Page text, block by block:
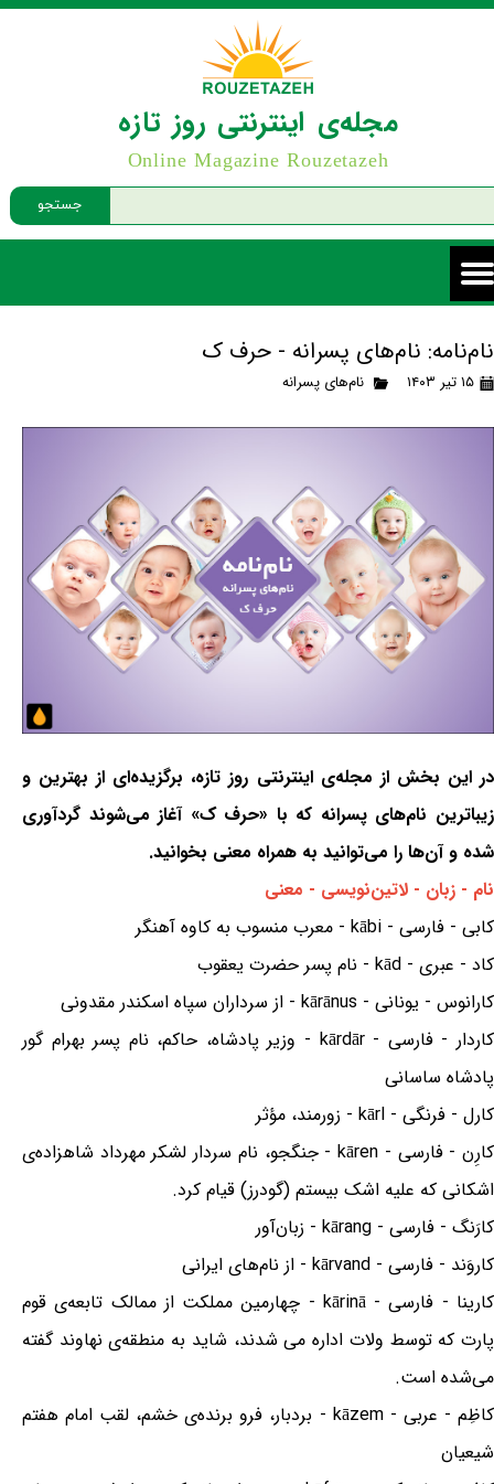
جستجو
مجله‌ی اینترنتی روز تازه
Online Magazine Rouzetazeh
نام‌نامه: نام‌های پسرانه - حرف ک
۱۵ تیر ۱۴۰۳ نام‌های پسرانه
در این بخش از مجله‌ی اینترنتی روز تازه، برگزیده‌ای از بهترین و
زیباترین نام‌های پسرانه که با «حرف ک» آغاز می‌شوند گردآوری
شده و آن‌ها را می‌توانید به همراه معنی بخوانید.
نام - زبان - لاتین‌نویسی - معنی
کابی - فارسی - kābi - معرب منسوب به کاوه آهنگر
کاد - عبری - kād - نام پسر حضرت یعقوب
کارانوس - یونانی - kārānus - از سرداران سپاه اسکندر مقدونی
کاردار - فارسی - kārdār - وزیر پادشاه، حاکم، نام پسر بهرام گور
پادشاه ساسانی
کارل - فرنگی - kārl - زورمند، مؤثر
کارِن - فارسی - kāren - جنگجو، نام سردار لشکر مهرداد شاهزاده‌ی
اشکانی که علیه اشک بیستم (گودرز) قیام کرد.
کارَنگ - فارسی - kārang - زبان‌آور
کاروَند - فارسی - kārvand - از نام‌های ایرانی
کارینا - فارسی - kārinā - چهارمین مملکت از ممالک تابعه‌ی قوم
پارت که توسط ولات اداره می شدند، شاید به منطقه‌ی نهاوند گفته
می‌شده است.
کاظِم - عربی - kāzem - بردبار، فرو برنده‌ی خشم، لقب امام هفتم
شیعیان